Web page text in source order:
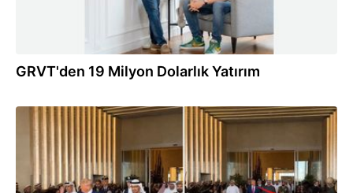
GRVT'den 19 Milyon Dolarlık Yatırım
15.05.2025